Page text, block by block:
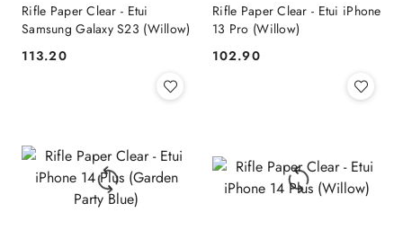
Rifle Paper Clear - Etui
Samsung Galaxy S23 (Willow)
Cena:
113.20
Rifle Paper Clear - Etui iPhone
13 Pro (Willow)
Cena:
102.90